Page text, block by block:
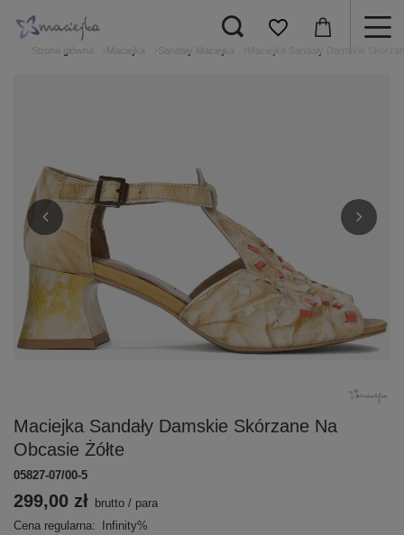
Strona główna Maciejka Sandały Maciejka
Maciejka Sandały Damskie Skórzane Na
Obcasie Żółte
05827-07/00-5
299,00 zł brutto / para
Cena regularna:
Infinity%